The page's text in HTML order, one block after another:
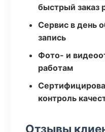
быстрый заказ
Сервис в день
запись
Фото- и
работам
контроль
Отзывы